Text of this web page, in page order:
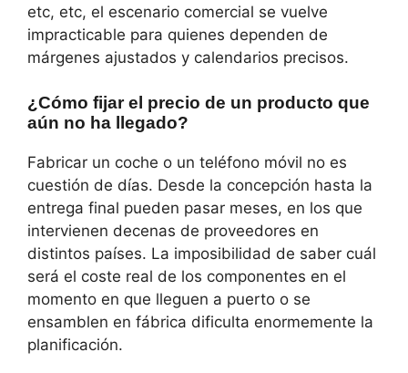
etc, etc, el escenario comercial se vuelve
impracticable para quienes dependen de
márgenes ajustados y calendarios precisos.
¿Cómo fijar el precio de un producto que
aún no ha llegado?
Fabricar un coche o un teléfono móvil no es
cuestión de días. Desde la concepción hasta la
entrega final pueden pasar meses, en los que
intervienen decenas de proveedores en
distintos países. La imposibilidad de saber cuál
será el coste real de los componentes en el
momento en que lleguen a puerto o se
ensamblen en fábrica dificulta enormemente la
planificación.